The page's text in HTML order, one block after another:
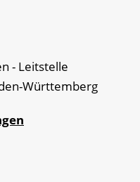
- Leitstelle
Württemberg